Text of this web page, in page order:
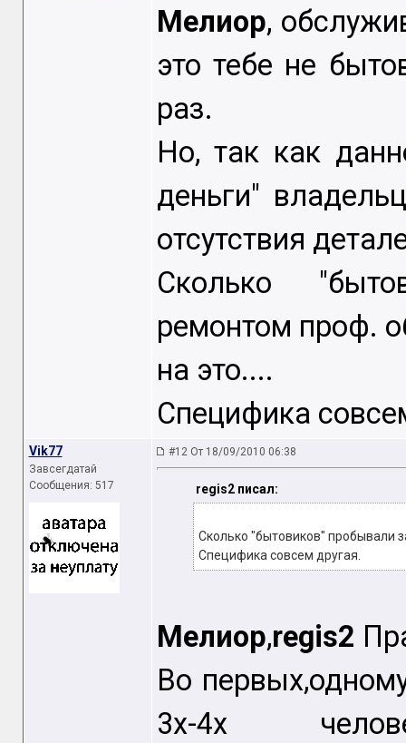
Мелиор,
это тебе не
раз.
Но, так как
деньги"
отсутствия
Сколько
ремонтом проф.
на это....
Специфика
Vik77
Завсегдатай
Сообщения: 517
#12 От 18/09/2010 06:38
regis2 писал:
Сколько "бытовиков" пробывали
Специфика совсем другая.
Мелиор,regis2
Во
3х-4х